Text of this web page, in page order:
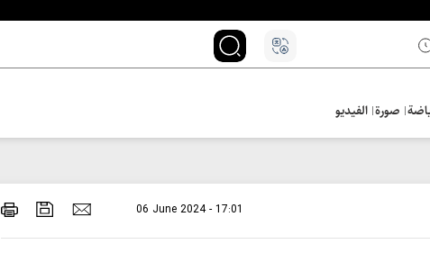
صورة الفيديو
06 June 2024 - 17:01